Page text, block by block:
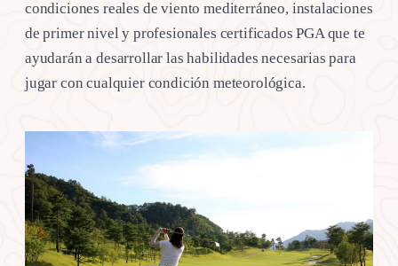
condiciones reales de viento mediterráneo, instalaciones
de primer nivel y profesionales certificados PGA que te
ayudarán a desarrollar las habilidades necesarias para
jugar con cualquier condición meteorológica.